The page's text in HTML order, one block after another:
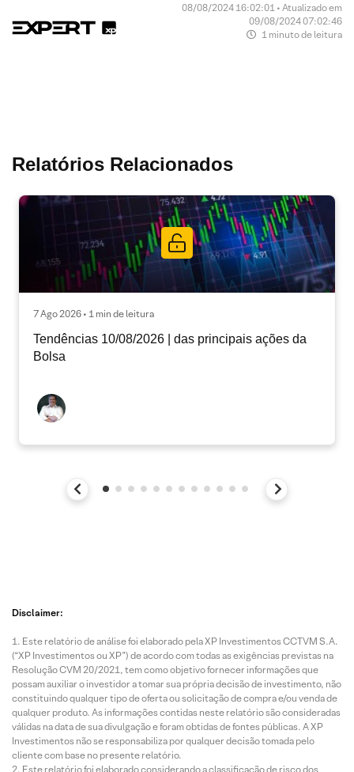
08/08/2024 16:02:01 • Atualizado em
09/08/2024 07:02:46
1 minuto de leitura
Relatórios Relacionados
7 Ago 2026 • 1 min de leitura
Tendências 10/08/2026 | das principais ações da
Bolsa
Disclaimer:
Este relatório de análise foi elaborado pela XP Investimentos CCTVM S.A.
(“XP Investimentos ou XP”) de acordo com todas as exigências previstas na
Resolução CVM 20/2021, tem como objetivo fornecer informações que
possam auxiliar o investidor a tomar sua própria decisão de investimento, não
constituindo qualquer tipo de oferta ou solicitação de compra e/ou venda de
qualquer produto. As informações contidas neste relatório são consideradas
válidas na data de sua divulgação e foram obtidas de fontes públicas. A XP
Investimentos não se responsabiliza por qualquer decisão tomada pelo
cliente com base no presente relatório.
Este relatório foi elaborado considerando a classificação de risco dos